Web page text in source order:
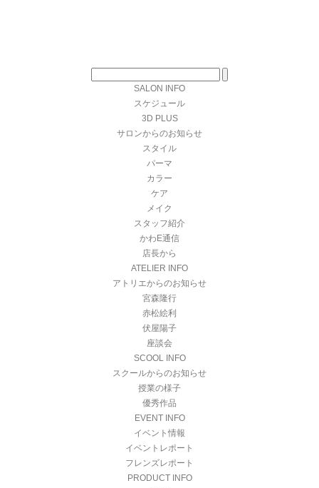
SALON INFO
スケジュール
3D PLUS
サロンからのお知らせ
スタイル
パーマ
カラー
ケア
メイク
スタッフ紹介
かわE通信
店長から
ATELIER INFO
アトリエからのお知らせ
宮森隆行
赤松絵利
伏屋陽子
座談会
SCOOL INFO
スクールからのお知らせ
授業の様子
優秀作品
EVENT INFO
イベント情報
イベントレポート
フレンズレポート
PRODUCT INFO